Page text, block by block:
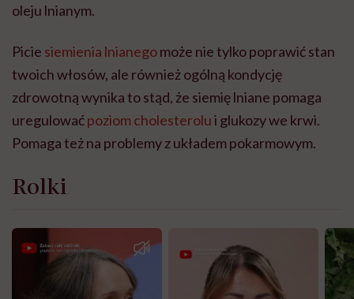
oleju lnianym.
Picie siemienia lnianegomoże nie tylko poprawić stan
twoich włosów, ale również ogólną kondycję
zdrowotną wynika to stąd, że siemię lniane pomaga
uregulowaćpoziom cholesterolui glukozy we krwi.
Pomaga też na problemy z układem pokarmowym.
Rolki